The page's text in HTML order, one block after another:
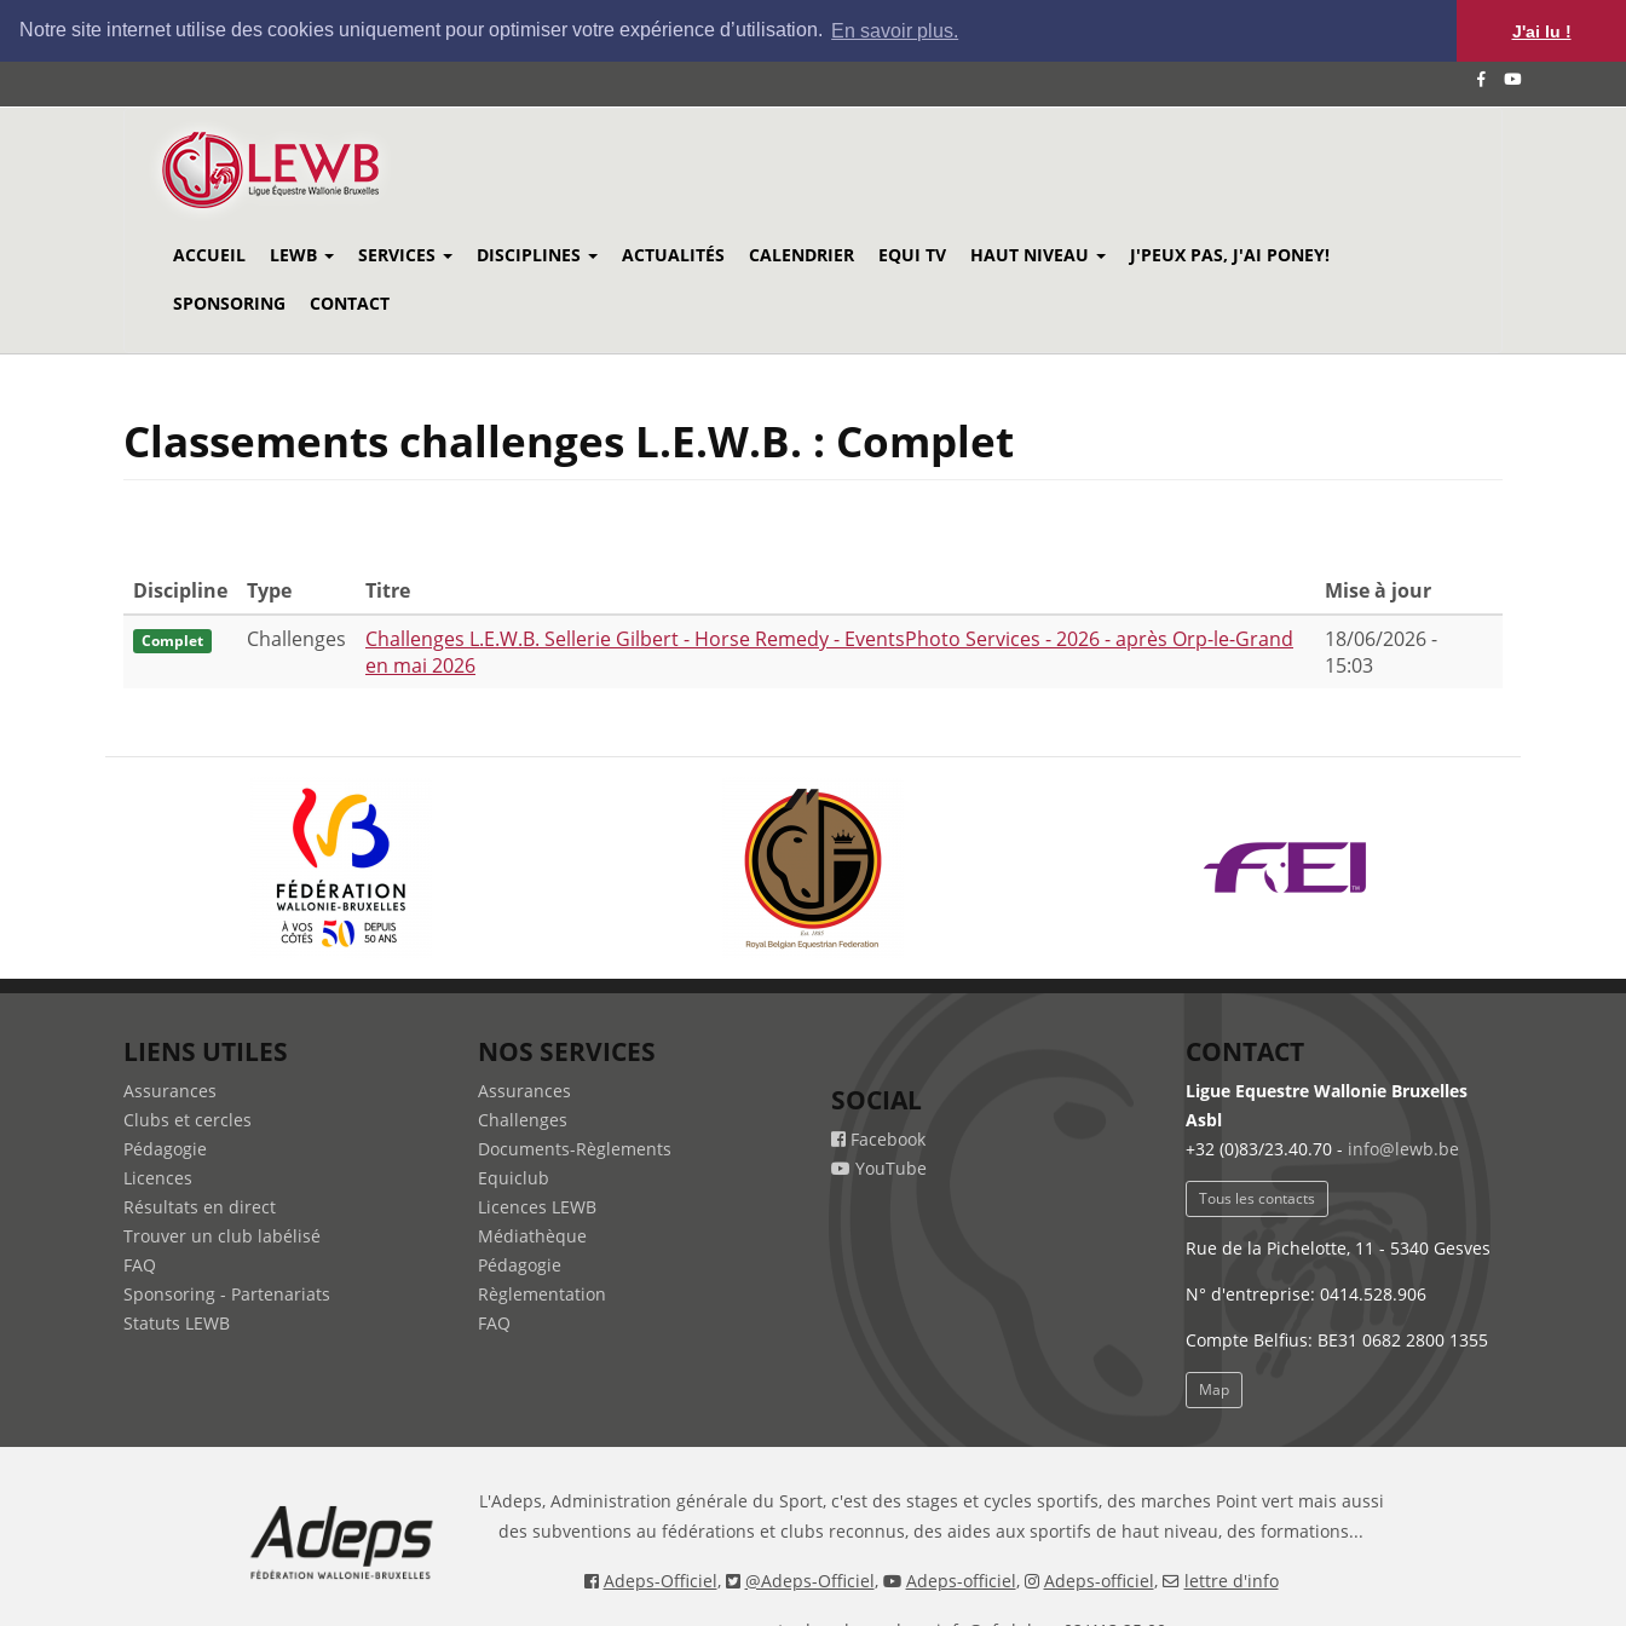
Notre site internet utilise des cookies uniquement pour optimiser votre expérience d’utilisation. En savoir plus. J'ai lu !
au
ACCUEIL LEWB SERVICES DISCIPLINES ACTUALITÉS CALENDRIER EQUI TV HAUT NIVEAU J'PEUX PAS, J'AI PONEY!
SPONSORING CONTACT
Classements challenges L.E.W.B. : Complet
Discipline Type Titre Mise à jour
Complet Challenges
Challenges L.E.W.B. Sellerie Gilbert - Horse Remedy - EventsPhoto Services - 2026 - après Orp-le-Grand
en mai 2026
18/06/2026 -
15:03
LIENS UTILES
Assurances
Clubs et cercles
Pédagogie
Licences
Résultats en direct
Trouver un club labélisé
FAQ
Sponsoring - Partenariats
Statuts LEWB
NOS SERVICES
Assurances
Challenges
Documents-Règlements
Equiclub
Licences LEWB
Médiathèque
Pédagogie
Règlementation
FAQ
SOCIAL
Facebook
YouTube
CONTACT
Ligue Equestre Wallonie Bruxelles
Asbl
+32 (0)83/23.40.70 - info@lewb.be
Tous les contacts
Rue de la Pichelotte, 11 - 5340 Gesves
N° d'entreprise: 0414.528.906
Compte Belfius: BE31 0682 2800 1355
Map
L'Adeps, Administration générale du Sport, c'est des stages et cycles sportifs, des marches Point vert mais aussi
des subventions au fédérations et clubs reconnus, des aides aux sportifs de haut niveau, des formations...
Adeps-Officiel, @Adeps-Officiel, Adeps-officiel, Adeps-officiel, lettre d'info